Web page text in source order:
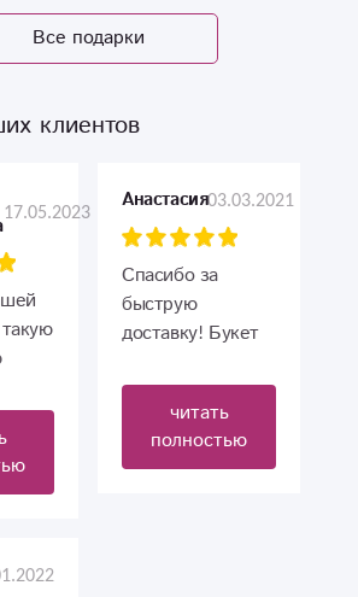
Все подарки
клиентов
17.05.2023 Анастасия03.03.2021
Спасибо за
быструю
доставку! Букет
отлично!
читать
полностью